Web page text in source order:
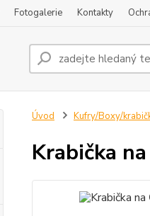
Fotogalerie Kontakty
Úvod Kufry/Boxy/
Krabička